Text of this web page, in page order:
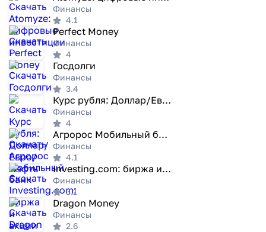
Финансы
4.1
Perfect Money
Финансы
4
Госдолги
Финансы
3.4
Курс рубля: Доллар/Евро/Нефть
Финансы
4
Агророс Мобильный банк
Финансы
4.1
Investing.com: биржа и акции
Финансы
3.1
Dragon Money
Финансы
2.6